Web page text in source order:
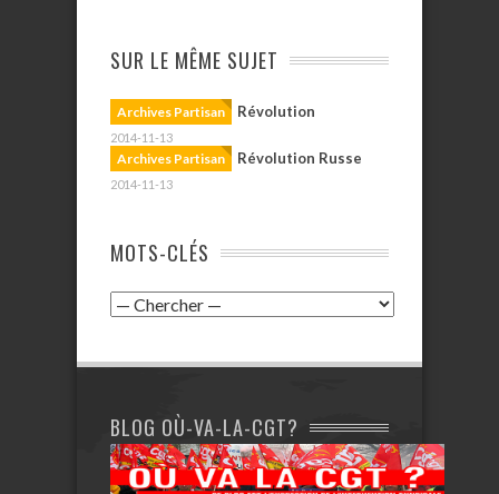
SUR LE MÊME SUJET
Archives Partisan Révolution
2014-11-13
Archives Partisan Révolution Russe
2014-11-13
MOTS-CLÉS
BLOG OÙ-VA-LA-CGT?